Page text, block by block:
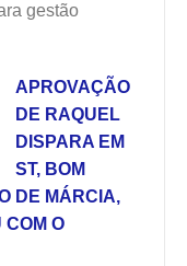
gestão
APROVAÇÃO
DE RAQUEL
DISPARA EM
ST, BOM
DE MÁRCIA,
COM O